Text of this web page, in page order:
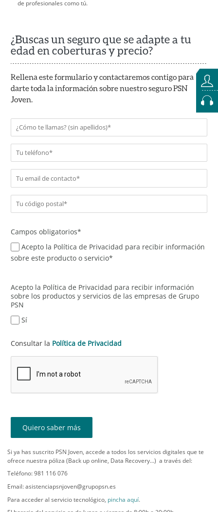
de profesionales como tú.
¿Buscas un seguro que se adapte a tu
edad en coberturas y precio?
Rellena este formulario y contactaremos contigo para
darte toda la información sobre nuestro seguro PSN
Joven.
Campos obligatorios*
Acepto la Política de Privacidad para recibir información
sobre este producto o servicio*
Acepto la Política de Privacidad para recibir información
sobre los productos y servicios de las empresas de Grupo
PSN
Sí
Consultar la Política de Privacidad
Quiero saber más
Si ya has suscrito PSN Joven, accede a todos los servicios digitales que te
ofrece nuestra póliza (Back up online, Data Recovery...) a través del:
Teléfono: 981 116 076
Email: asistenciapsnjoven@grupopsn.es
Para acceder al servicio tecnológico, pincha aquí.